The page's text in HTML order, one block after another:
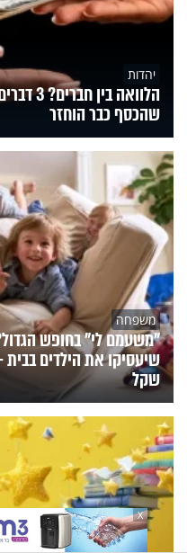
יהדות
הלוואה
שהכסף כבר הוחזר
משפחה
שיעסיקו את הילדים בבית
שקל
X